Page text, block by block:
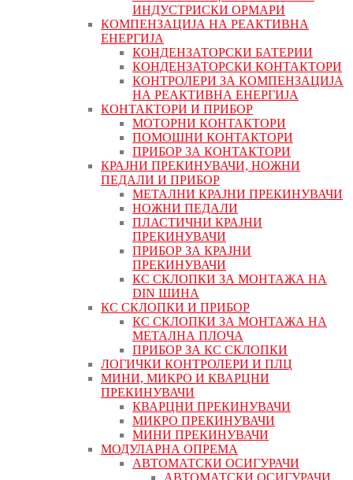
ИНДУСТРИСКИ ОРМАРИ
КОМПЕНЗАЦИЈА НА РЕАКТИВНА
ЕНЕРГИЈА
КОНДЕНЗАТОРСКИ БАТЕРИИ
КОНДЕНЗАТОРСКИ КОНТАКТОРИ
КОНТРОЛЕРИ ЗА КОМПЕНЗАЦИЈА
НА РЕАКТИВНА ЕНЕРГИЈА
КОНТАКТОРИ И ПРИБОР
МОТОРНИ КОНТАКТОРИ
ПОМОШНИ КОНТАКТОРИ
ПРИБОР ЗА КОНТАКТОРИ
КРАЈНИ ПРЕКИНУВАЧИ, НОЖНИ
ПЕДАЛИ И ПРИБОР
МЕТАЛНИ КРАЈНИ ПРЕКИНУВАЧИ
НОЖНИ ПЕДАЛИ
ПЛАСТИЧНИ КРАЈНИ
ПРЕКИНУВАЧИ
ПРИБОР ЗА КРАЈНИ
ПРЕКИНУВАЧИ
КС СКЛОПКИ ЗА МОНТАЖА НА
DIN ШИНА
КС СКЛОПКИ И ПРИБОР
КС СКЛОПКИ ЗА МОНТАЖА НА
МЕТАЛНА ПЛОЧА
ПРИБОР ЗА КС СКЛОПКИ
ЛОГИЧКИ КОНТРОЛЕРИ И ПЛЦ
МИНИ, МИКРО И КВАРЦНИ
ПРЕКИНУВАЧИ
КВАРЦНИ ПРЕКИНУВАЧИ
МИКРО ПРЕКИНУВАЧИ
МИНИ ПРЕКИНУВАЧИ
МОДУЛАРНА ОПРЕМА
АВТОМАТСКИ ОСИГУРАЧИ
АВТОМАТСКИ ОСИГУРАЧИ